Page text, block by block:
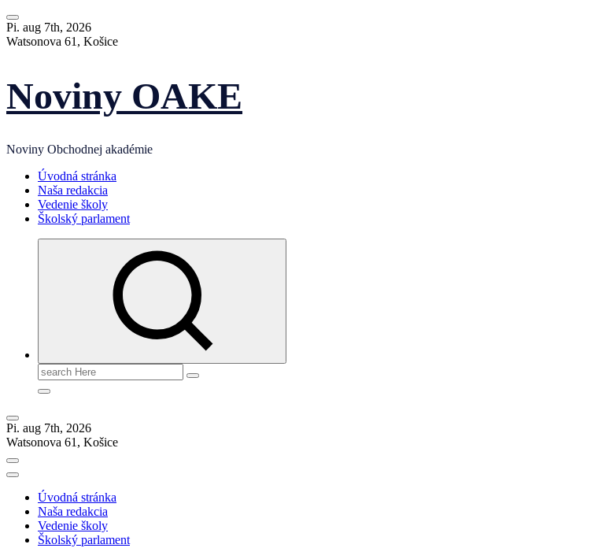
Skip
to
content
Pi. aug 7th, 2026
Watsonova 61, Košice
Noviny OAKE
Noviny Obchodnej akadémie
Úvodná stránka
Naša redakcia
Vedenie školy
Školský parlament
Search
for:
Pi. aug 7th, 2026
Watsonova 61, Košice
Úvodná stránka
Naša redakcia
Vedenie školy
Školský parlament